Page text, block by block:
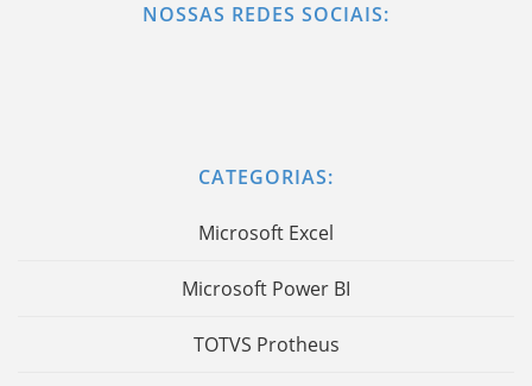
NOSSAS REDES SOCIAIS:
CATEGORIAS:
Microsoft Excel
Microsoft Power BI
TOTVS Protheus